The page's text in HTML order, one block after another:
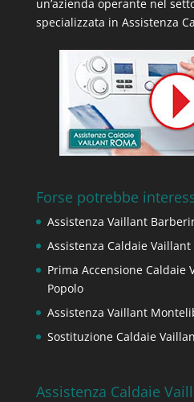
un’azienda operante nel
specializzata in Assistenza
Forse potrebbe
Assistenza Vaillant
Assistenza Caldaie Vaillant
Prima Accensione Caldaie
Popolo
Assistenza Vaillant
Sostituzione Caldaie
Assistenza Caldaie